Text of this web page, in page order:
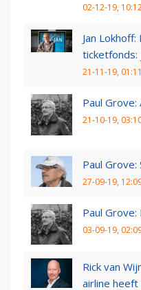
02-12-19,
Jan
ticketfonds:
21-11-19, 01:11
Paul
21-10-19,
Paul
27-09-19,
Paul
03-09-19,
Rick van
airline